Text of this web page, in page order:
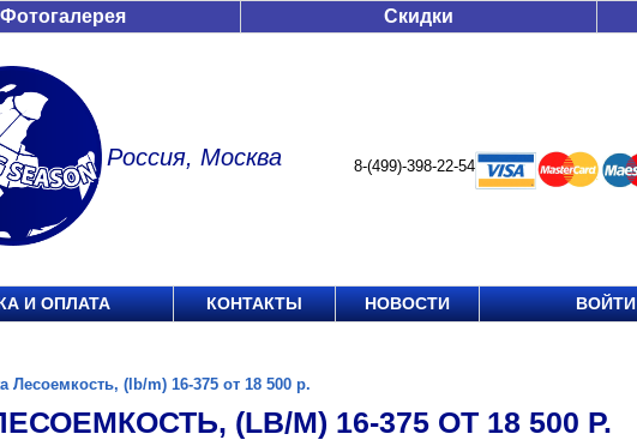
Фотогалерея Скидки
Россия, Москва 8-(499)-398-22-54
И ОПЛАТА КОНТАКТЫ НОВОСТИ ВОЙТИ
Лесоемкость, (lb/m) 16-375 от 18 500 р.
(LB/M) 16-375 ОТ 18 500 Р.